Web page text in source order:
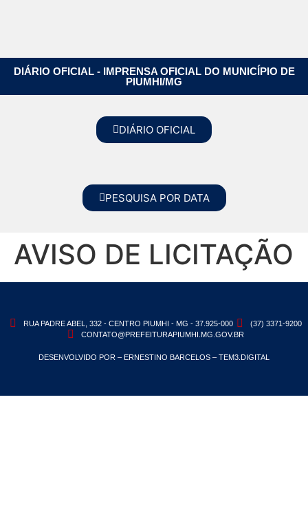
DIÁRIO OFICIAL - IMPRENSA OFICIAL DO MUNICÍPIO DE
PIUMHI/MG
DIÁRIO OFICIAL
PESQUISA POR DATA
AVISO DE LICITAÇÃO
RUA PADRE ABEL, 332 - CENTRO PIUMHI - MG - 37.925-000
(37) 3371-9200
CONTATO@PREFEITURAPIUMHI.MG.GOV.BR
DESENVOLVIDO POR – ERNESTINO BARCELOS – TEM3.DIGITAL